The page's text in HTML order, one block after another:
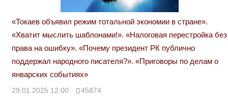
«Токаев объявил режим тотальной экономии в стране».
«Хватит мыслить шаблонами!». «Налоговая перестройка без
права на ошибку». «Почему президент РК публично
поддержал народного писателя?». «Приговоры по делам о
январских событиях»
29.01.2025 12:00 45874